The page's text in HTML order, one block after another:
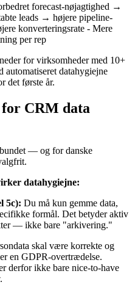
forecast-nøjagtighed →
leads → højere pipeline-
konverteringsrate - Mere
per rep
for virksomheder med 10+
automatiseret datahygiejne
det første år.
CRM data
— og for danske
datahygiejne:
5c): Du må kun gemme data,
formål. Det betyder aktiv
— ikke bare "arkivering."
skal være korrekte og
en GDPR-overtrædelse.
derfor ikke bare nice-to-have